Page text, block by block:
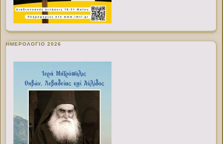
ΗΜΕΡΟΛΟΓΙΟ 2026